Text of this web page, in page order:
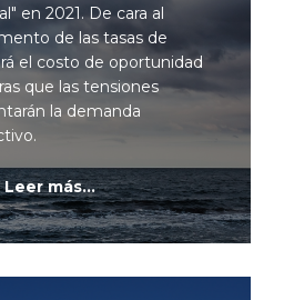
en 2021. De cara al
de las tasas de
el costo de oportunidad
que las tensiones
la demanda
Leer más...